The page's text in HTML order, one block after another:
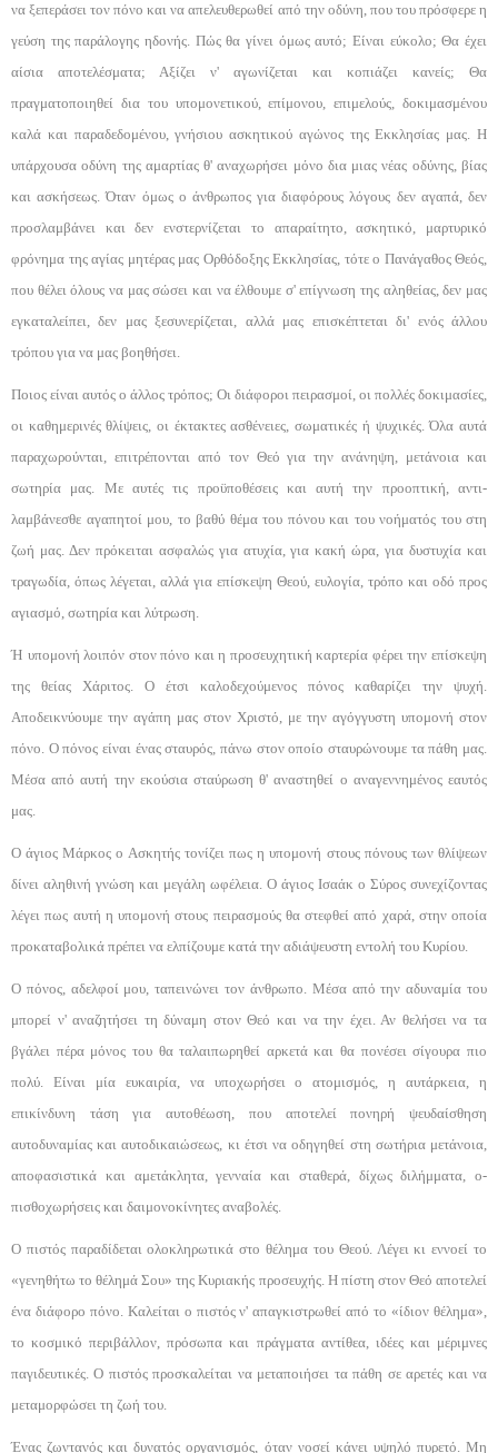
να ξεπεράσει τον πόνο και να απελευθερωθεί από την οδύνη, που του πρόσφερε η
γεύση της παράλογης η­δονής. Πώς θα γίνει όμως αυτό; Είναι εύκολο; Θα έ­χει
αίσια αποτελέσματα; Αξίζει ν' αγωνίζεται και κο­πιάζει κανείς; Θα
πραγματοποιηθεί δια του υπομονετι­κού, επίμονου, επιμελούς, δοκιμασμένου
καλά και παραδεδομένου, γνήσιου ασκητικού αγώνος της Εκκλη­σίας μας. Η
υπάρχουσα οδύνη της αμαρτίας θ' ανα­χωρήσει μόνο δια μιας νέας οδύνης, βίας
και ασκήσε­ως. Όταν όμως ο άνθρωπος για διαφόρους λόγους δεν αγαπά, δεν
προσλαμβάνει και δεν ενστερνίζεται το α­παραίτητο, ασκητικό, μαρτυρικό
φρόνημα της αγίας μητέρας μας Ορθόδοξης Εκκλησίας, τότε ο Πανάγα­θος Θεός,
που θέλει όλους να μας σώσει και να έλθουμε σ' επίγνωση της αληθείας, δεν μας
εγκαταλείπει, δεν μας ξεσυνερίζεται, αλλά μας επισκέπτεται δι' ενός άλλου
τρόπου για να μας βοηθήσει.
Ποιος είναι αυτός ο άλλος τρόπος; Οι διάφοροι πειρασμοί, οι πολλές δοκιμασίες,
οι καθημερινές θλί­ψεις, οι έκτακτες ασθένειες, σωματικές ή ψυχικές. Ό­λα αυτά
παραχωρούνται, επιτρέπονται από τον Θεό για την ανάνηψη, μετάνοια και
σωτηρία μας. Με αυ­τές τις προϋποθέσεις και αυτή την προοπτική, αντι­
λαμβάνεσθε αγαπητοί μου, το βαθύ θέμα του πόνου και του νοήματός του στη
ζωή μας. Δεν πρόκειται α­σφαλώς για ατυχία, για κακή ώρα, για δυστυχία και
τραγωδία, όπως λέγεται, αλλά για επίσκεψη Θεού, ευ­λογία, τρόπο και οδό προς
αγιασμό, σωτηρία και λύ­τρωση.
Ή υπομονή λοιπόν στον πόνο και η προσευχητική καρτερία φέρει την επίσκεψη
της θείας Χάριτος. Ο έτσι καλοδεχούμενος πόνος καθαρίζει την ψυχή.
Αποδεικνύουμε την αγάπη μας στον Χριστό, με την αγόγγυστη υπομονή στον
πόνο. Ο πόνος είναι ένας σταυρός, πάνω στον οποίο σταυρώνουμε τα πάθη μας.
Μέσα από αυτή την εκούσια σταύρωση θ' αναστηθεί ο αναγεννημένος εαυτός
μας.
Ο άγιος Μάρκος ο Ασκητής τονίζει πως η υπομο­νή στους πόνους των θλίψεων
δίνει αληθινή γνώση και μεγάλη ωφέλεια. Ο άγιος Ισαάκ ο Σύρος συνεχίζοντας
λέγει πως αυτή η υπομονή στους πειρασμούς θα στε­φθεί από χαρά, στην οποία
προκαταβολικά πρέπει να ελπίζουμε κατά την αδιάψευστη εντολή του Κυρίου.
Ο πόνος, αδελφοί μου, ταπεινώνει τον άνθρωπο. Μέσα από την αδυναμία του
μπορεί ν' αναζητήσει τη δύναμη στον Θεό και να την έχει. Αν θελήσει να τα
βγάλει πέρα μόνος του θα ταλαιπωρηθεί αρκετά και θα πονέσει σίγουρα πιο
πολύ. Είναι μία ευκαιρία, να υποχωρήσει ο ατομισμός, η αυτάρκεια, η
επικίνδυνη τάση για αυτοθέωση, που αποτελεί πονηρή ψευδαί­σθηση
αυτοδυναμίας και αυτοδικαιώσεως, κι έτσι να οδηγηθεί στη σωτήρια μετάνοια,
αποφασιστικά και α­μετάκλητα, γενναία και σταθερά, δίχως διλήμματα, ο­
πισθοχωρήσεις και δαιμονοκίνητες αναβολές.
Ο πιστός παραδίδεται ολοκληρωτικά στο θέλημα του Θεού. Λέγει κι εννοεί το
«γενηθήτω το θέλημά Σου» της Κυριακής προσευχής. Η πίστη στον Θεό α­ποτελεί
ένα διάφορο πόνο. Καλείται ο πιστός ν' απα­γκιστρωθεί από το «ίδιον θέλημα»,
το κοσμικό περι­βάλλον, πρόσωπα και πράγματα αντίθεα, ιδέες και μέ­ριμνες
παγιδευτικές. Ο πιστός προσκαλείται να μετα­ποιήσει τα πάθη σε αρετές και να
μεταμορφώσει τη ζωή του.
Ένας ζωντανός και δυνατός οργανισμός, όταν νοσεί κάνει υψηλό πυρετό. Μη